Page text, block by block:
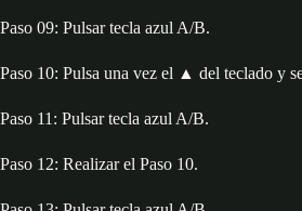
Paso 09: Pulsar tecla azul A/B.
Paso 10: Pulsa una vez el ▲ del teclado y
Paso 11: Pulsar tecla azul A/B.
Paso 12: Realizar el Paso 10.